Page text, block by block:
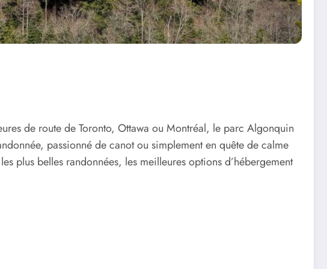
de route de Toronto, Ottawa ou Montréal, le parc Algonquin
passionné de canot ou simplement en quête de calme
plus belles randonnées, les meilleures options d’hébergement